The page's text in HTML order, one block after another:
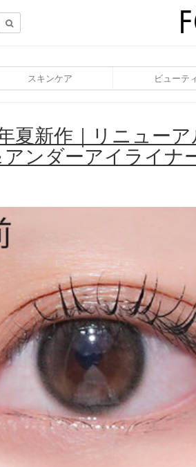
スキンケア ビューテ
夏新作｜リニュー
ンダーアイライナ